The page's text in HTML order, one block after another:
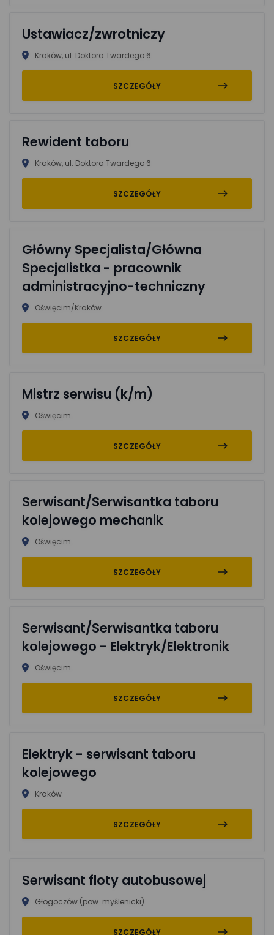
Ustawiacz/zwrotniczy
Kraków, ul. Doktora Twardego 6
SZCZEGÓŁY
Rewident taboru
Kraków, ul. Doktora Twardego 6
SZCZEGÓŁY
Główny Specjalista/Główna
Specjalistka - pracownik
administracyjno-techniczny
Oświęcim/Kraków
SZCZEGÓŁY
Mistrz serwisu (k/m)
Oświęcim
SZCZEGÓŁY
Serwisant/Serwisantka taboru
kolejowego mechanik
Oświęcim
SZCZEGÓŁY
Serwisant/Serwisantka taboru
kolejowego - Elektryk/Elektronik
Oświęcim
SZCZEGÓŁY
Elektryk - serwisant taboru
kolejowego
Kraków
SZCZEGÓŁY
Serwisant floty autobusowej
Głogoczów (pow. myślenicki)
SZCZEGÓŁY